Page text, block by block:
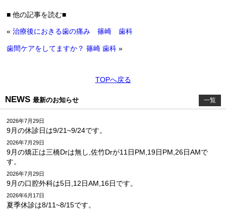
■ 他の記事を読む■
«治療後におきる歯の痛み 篠崎 歯科
歯間ケアをしてますか？ 篠崎 歯科 »
TOPへ戻る
NEWS 最新のお知らせ 一覧
2026年7月29日
9月の休診日は9/21~9/24です。
2026年7月29日
9月の矯正は三橋Drは無し,佐竹Drが11日PM,19日PM,26日AMで
す。
2026年7月29日
9月の口腔外科は5日,12日AM,16日です。
2026年6月17日
夏季休診は8/11~8/15です。